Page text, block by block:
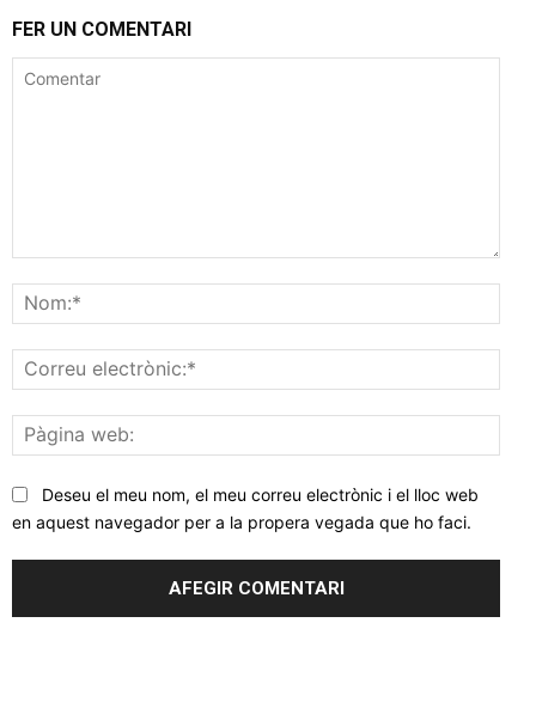
FER UN COMENTARI
web:
Deseu el meu nom, el meu correu electrònic i el lloc web
en aquest navegador per a la propera vegada que ho faci.